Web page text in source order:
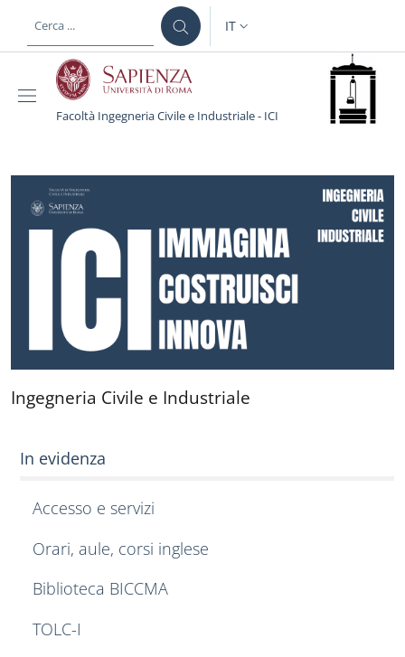
al contenuto principale
SELETTORE LINGUA:
IT
Facoltà Ingegneria Civile e Industriale - ICI
Ingegneria Civile e
Ingegneria Civile e Industriale
In evidenza
Accesso e servizi
Orari, aule, corsi inglese
Biblioteca BICCMA
TOLC-I